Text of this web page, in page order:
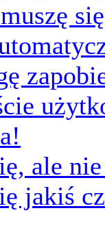
ale
jakiś